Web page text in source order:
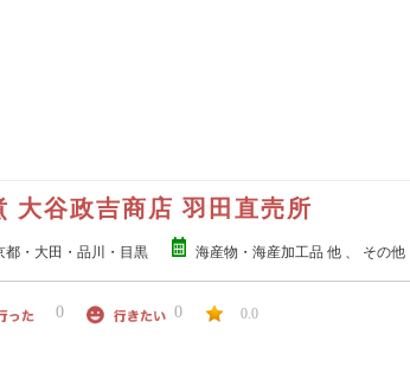
大谷政吉商店 羽田直売所
都・大田・品川・目黒 海産物・海産加工品 他 、 その他
0 0 0.0